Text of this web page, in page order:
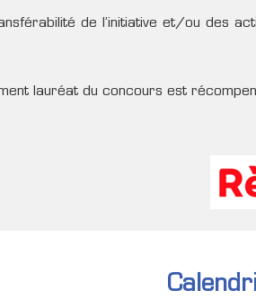
de l’initiative et/ou des
lauréat du concours est